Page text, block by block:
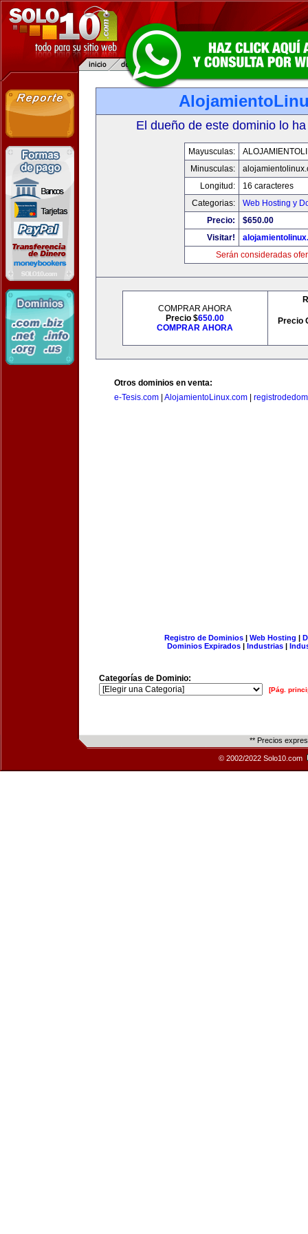
El dueño de este dominio lo
Mayusculas:
Minusculas:
Longitud:
16 caracteres
Categorias:
Web Hosting y
Precio:
$650.00
Visitar!
Serán consideradas
COMPRAR AHORA
Precio $650.00
COMPRAR AHORA
Precio
Otros dominios en venta:
e-Tesis.com AlojamientoLinux.com
Registro de Dominios| Web Hosting |
Dominios Expirados | Industrias |
Categorías de Dominio:
[Pág.
** Precios
© 2002/2022 Solo10.com